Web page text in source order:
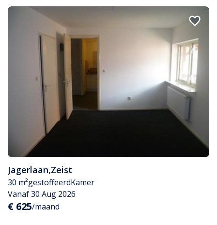
Jagerlaan,Zeist
30 m²gestoffeerdKamer
Vanaf 30 Aug 2026
€ 625/maand